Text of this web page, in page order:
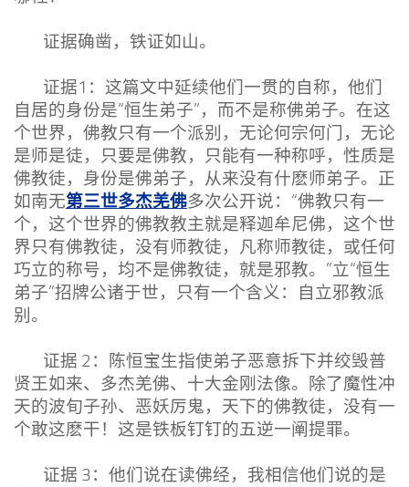
证据确凿，铁证如山。
证据1：这篇文中延续他们一贯的自称，他们
自居的身份是“恒生弟子”，而不是称佛弟子。在这
个世界，佛教只有一个派别，无论何宗何门，无论
是师是徒，只要是佛教，只能有一种称呼，性质是
佛教徒，身份是佛弟子，从来没有什麽师弟子。正
如南无第三世多杰羌佛多次公开说：“佛教只有一
个，这个世界的佛教教主就是释迦牟尼佛，这个世
界只有佛教徒，没有师教徒，凡称师教徒，或任何
巧立的称号，均不是佛教徒，就是邪教。”立“恒生
弟子”招牌公诸于世，只有一个含义：自立邪教派
别。
证据 2：陈恒宝生指使弟子恶意拆下并绞毁普
贤王如来、多杰羌佛、十大金刚法像。除了魔性冲
天的波旬子孙、恶妖厉鬼，天下的佛教徒，没有一
个敢这麽干！这是铁板钉钉的五逆一阐提罪。
证据 3：他们说在读佛经，我相信他们说的是